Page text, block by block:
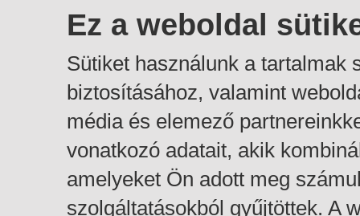
Ez a weboldal
Sütiket használunk a tartalmak
biztosításához, valamint
média és elemező
vonatkozó adatait, akik
amelyeket Ön adott meg
szolgáltatásokból gyűjtöttek. A